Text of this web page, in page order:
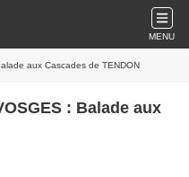
MENU
aux Cascades de TENDON
: Balade aux